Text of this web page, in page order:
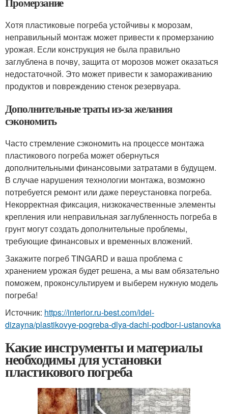
Хотя пластиковые погреба устойчивы к морозам,
неправильный монтаж может привести к промерзанию
урожая. Если конструкция не была правильно
заглублена в почву, защита от морозов может оказаться
недостаточной. Это может привести к замораживанию
продуктов и повреждению стенок резервуара.
Дополнительные траты из-за желания
сэкономить
Часто стремление сэкономить на процессе монтажа
пластикового погреба может обернуться
дополнительными финансовыми затратами в будущем.
В случае нарушения технологии монтажа, возможно
потребуется ремонт или даже переустановка погреба.
Некорректная фиксация, низкокачественные элементы
крепления или неправильная заглубленность погреба в
грунт могут создать дополнительные проблемы,
требующие финансовых и временных вложений.
Закажите погреб TINGARD и ваша проблема с
хранением урожая будет решена, а мы вам обязательно
поможем, проконсультируем и выберем нужную модель
погреба!
Источник: https://interior.ru-best.com/idei-
dizayna/plastikovye-pogreba-dlya-dachi-podbor-i-ustanovka
Какие инструменты и материалы
необходимы для установки
пластикового погреба